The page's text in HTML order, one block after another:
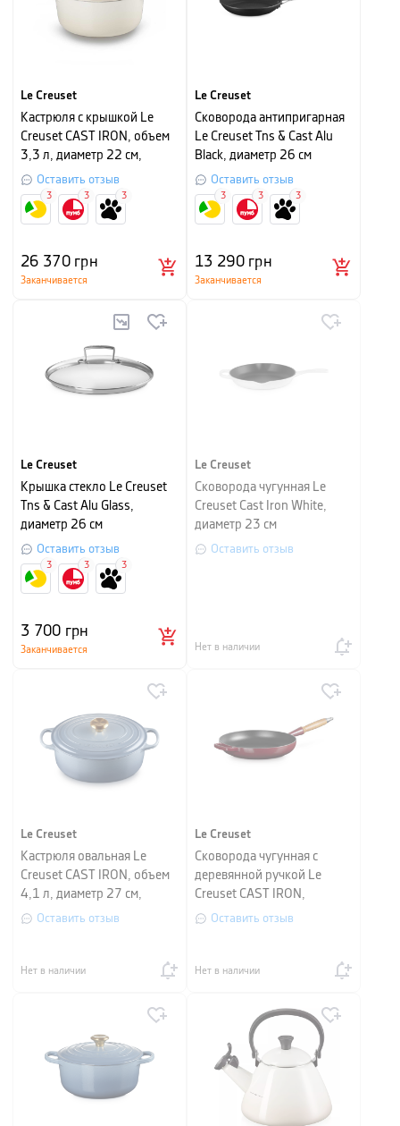
Le Creuset
Кастрюля с крышкой Le
Creuset CAST IRON, объем
3,3 л, диаметр 22 см,
меренга
Оставить отзыв
26 370грн
Заканчивается
3 3 3
Le Creuset
Сковорода антипригарная
Le Creuset Tns & Cast Alu
Black, диаметр 26 см
Оставить отзыв
13 290грн
Заканчивается
3 3 3
Le Creuset
Крышка стекло Le Creuset
Tns & Cast Alu Glass,
диаметр 26 см
Оставить отзыв
3 700 грн
Заканчивается
3 3 3
Le Creuset
Сковорода чугунная Le
Creuset Cast Iron White,
диаметр 23 см
Оставить отзыв
Нет в наличии
Le Creuset
Кастрюля овальная Le
Creuset CAST IRON, объем
4,1 л, диаметр 27 см,
голубой
Оставить отзыв
Нет в наличии
Le Creuset
Сковорода чугунная с
деревянной ручкой Le
Creuset CAST IRON,
диаметр 28 см, гранат
Оставить отзыв
Нет в наличии